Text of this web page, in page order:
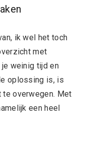
ik wel het toch
met
je weinig tijd en
oplossing is, is
te overwegen. Met
een heel